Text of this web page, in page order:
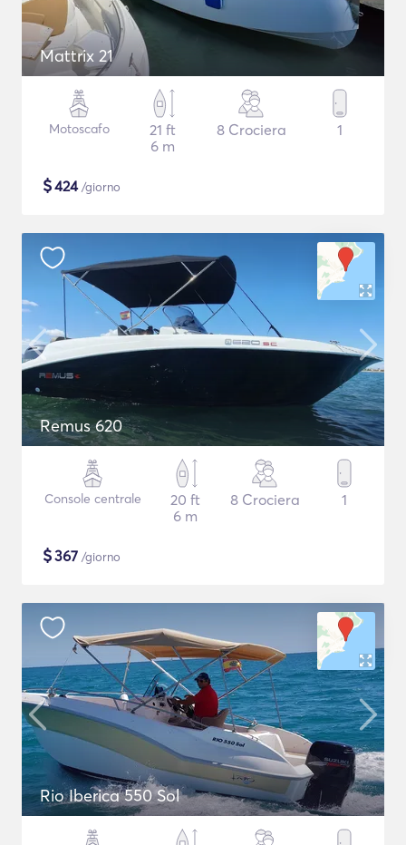
Mattrix 21
Motoscafo
21 ft
6 m
8 Crociera 1
$424/giorno
Remus 620
Console centrale
20 ft
6 m
8 Crociera 1
$367 /giorno
Rio Iberica 550 Sol